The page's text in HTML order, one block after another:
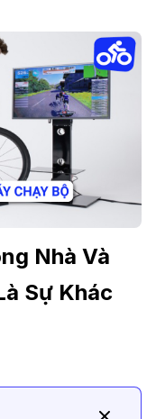
Nhà Và
Sự Khác